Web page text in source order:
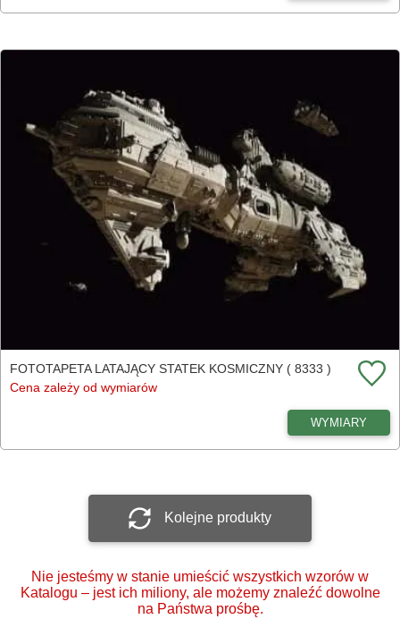
FOTOTAPETA LATAJĄCY STATEK KOSMICZNY ( 8333 )
Cena zależy od wymiarów
WYMIARY
Kolejne produkty
Nie jesteśmy w stanie umieścić wszystkich wzorów w
Katalogu – jest ich miliony, ale możemy znaleźć dowolne
na Państwa prośbę.